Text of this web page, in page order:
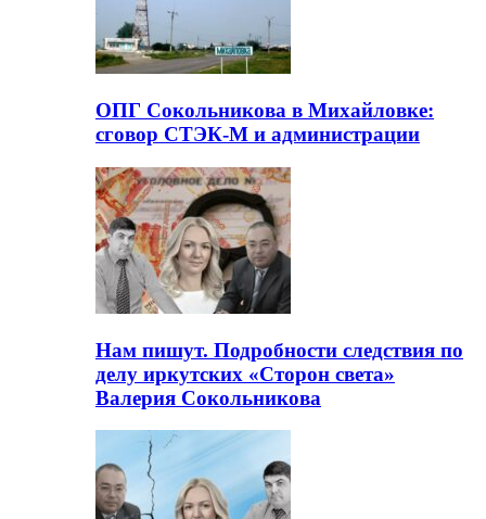
ОПГ Сокольникова в Михайловке:
сговор СТЭК-М и администрации
Нам пишут. Подробности следствия по
делу иркутских «Сторон света»
Валерия Сокольникова